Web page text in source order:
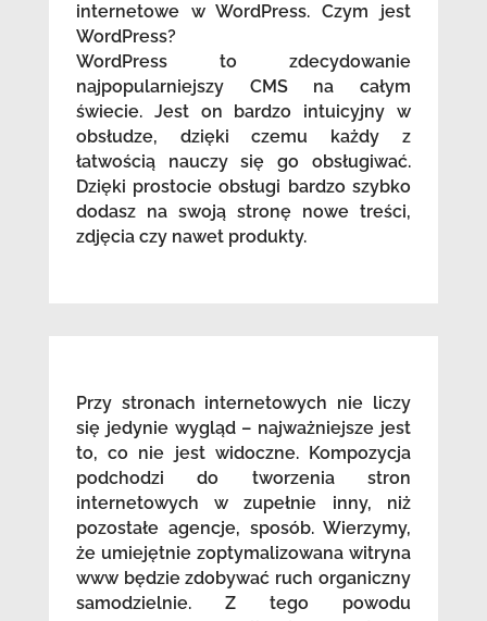
internetowe w WordPress. Czym jest
WordPress?
WordPress to zdecydowanie
najpopularniejszy CMS na całym
świecie. Jest on bardzo intuicyjny w
obsłudze, dzięki czemu każdy z
łatwością nauczy się go obsługiwać.
Dzięki prostocie obsługi bardzo szybko
dodasz na swoją stronę nowe treści,
zdjęcia czy nawet produkty.
Przy stronach internetowych nie liczy
się jedynie wygląd – najważniejsze jest
to, co nie jest widoczne. Kompozycja
podchodzi do tworzenia stron
internetowych w zupełnie inny, niż
pozostałe agencje, sposób. Wierzymy,
że umiejętnie zoptymalizowana witryna
www będzie zdobywać ruch organiczny
samodzielnie. Z tego powodu